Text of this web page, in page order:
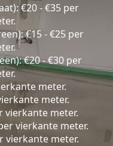
€20 - €35 per
€15 - €25 per
€20 - €30 per
meter.
meter.
vierkante meter.
vierkante meter.
vierkante meter.